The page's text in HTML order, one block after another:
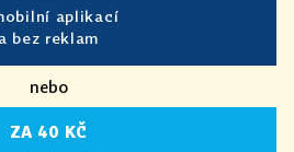
aplikací
a bez reklam
nebo
ZA 40 KČ